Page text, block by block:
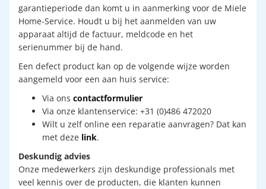
garantieperiode dan komt u in aanmerking voor de Miele
Home-Service. Houdt u bij het aanmelden van uw
apparaat altijd de factuur, meldcode en het
serienummer bij de hand.
Een defect product kan op de volgende wijze worden
aangemeld voor een aan huis service:
Via ons contactformulier
Via onze klantenservice: +31 (0)486 472020
Wilt u zelf online een reparatie aanvragen? Dat kan
met deze link.
Deskundig advies
Onze medewerkers zijn deskundige professionals met
veel kennis over de producten, die klanten kunnen